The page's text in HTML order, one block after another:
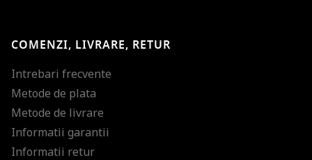
COMENZI, LIVRARE, RETUR
Intrebari frecvente
Metode de plata
Metode de livrare
Informatii garantii
Informatii retur